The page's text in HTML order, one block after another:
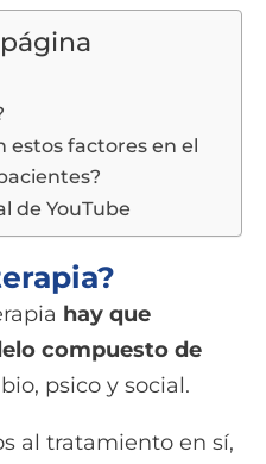
estos factores en el
de YouTube
hay que
compuesto de
psico y social.
al tratamiento en sí,